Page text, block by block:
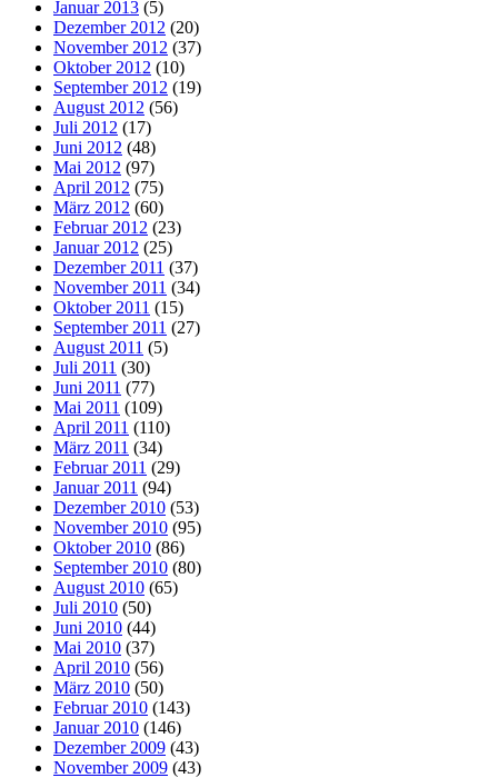
Januar 2013 (5)
Dezember 2012 (20)
November 2012 (37)
Oktober 2012 (10)
September 2012 (19)
August 2012 (56)
Juli 2012 (17)
Juni 2012 (48)
Mai 2012 (97)
April 2012 (75)
März 2012 (60)
Februar 2012 (23)
Januar 2012 (25)
Dezember 2011 (37)
November 2011 (34)
Oktober 2011 (15)
September 2011 (27)
August 2011 (5)
Juli 2011 (30)
Juni 2011 (77)
Mai 2011 (109)
April 2011 (110)
März 2011 (34)
Februar 2011 (29)
Januar 2011 (94)
Dezember 2010 (53)
November 2010 (95)
Oktober 2010 (86)
September 2010 (80)
August 2010 (65)
Juli 2010 (50)
Juni 2010 (44)
Mai 2010 (37)
April 2010 (56)
März 2010 (50)
Februar 2010 (143)
Januar 2010 (146)
Dezember 2009 (43)
November 2009 (43)